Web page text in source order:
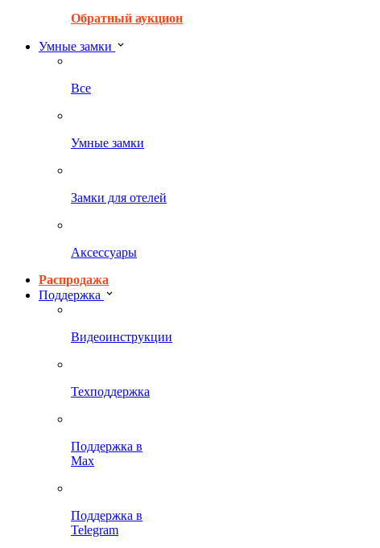
Обратный аукцион
Умные замки
Все
Умные замки
Замки для отелей
Аксессуары
Распродажа
Поддержка
Видеоинструкции
Техподдержка
Поддержка в
Max
Поддержка в
Telegram